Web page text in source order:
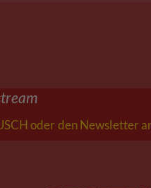
oder den Newsletter